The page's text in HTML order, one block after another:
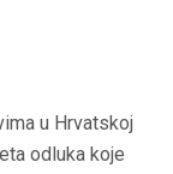
u Hrvatskoj
odluka koje